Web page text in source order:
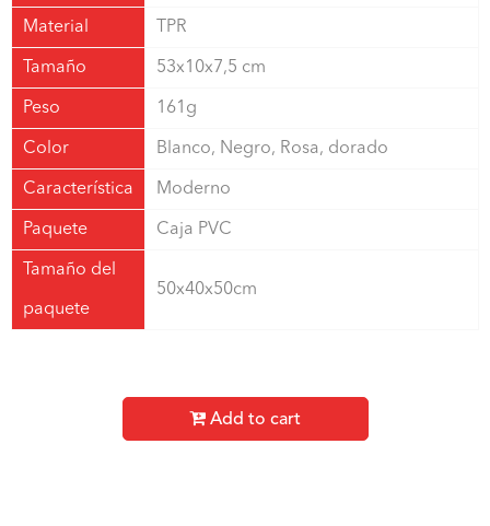
Material TPR
Tamaño 53x10x7,5 cm
Peso 161g
Color Blanco, Negro, Rosa, dorado
Característica Moderno
Paquete Caja PVC
Tamaño del
paquete
50x40x50cm
Add to cart